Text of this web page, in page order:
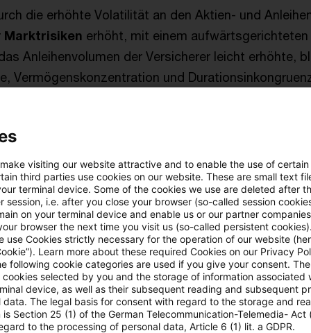
die erhöhte Volatilität an den Aktien- und
Marktrisiken erhöht, mit einem aufwärtsgerichteten
Anleihenvolumen der Versicherer leicht erhöhte,
Vermögenskonzentration und
Immobilienpreise hielten die Versicherer ihr
einer ansatzweisen Stabilisierung nach der
neuer US-Handelszölle Anfang April, erhöhen die
und das Risiko einer weiteren Eskalation die
und Finanzierungsrisikenliegen auf einem
Versicherer blieben stabil, während ihre
zum Ende des vierten Quartals
unveränderten Preisbedingungen blieben die
um katastrophengebundene Anleihen
europäische Versicherungssektor bislang
visiting our website attractive and to enable the use of
third parties use cookies on our website. These are small text
terminal device. Some of the cookies we use are deleted after
session, i.e. after you close your browser (so-called session
on your terminal device and enable us or our partner
browser the next time you visit us (so-called persistent
use Cookies strictly necessary for the operation of our website
Learn more about these required Cookies on our Privacy
following cookie categories are used if you give your consent.
cookies selected by you and the storage of information associated
device, as well as their subsequent reading and subsequent
data. The legal basis for consent with regard to the storage and
is Section 25 (1) of the German Telecommunication-Telemedia- Act
to the processing of personal data, Article 6 (1) lit. a GDPR.